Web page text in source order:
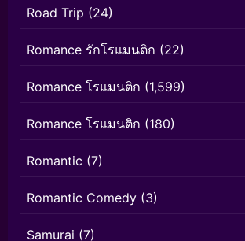
Road Trip (24)
Romance รักโรแมนติก (22)
Romance โรแมนติก (1,599)
Romance โรแมนติก (180)
Romantic (7)
Romantic Comedy (3)
Samurai (7)